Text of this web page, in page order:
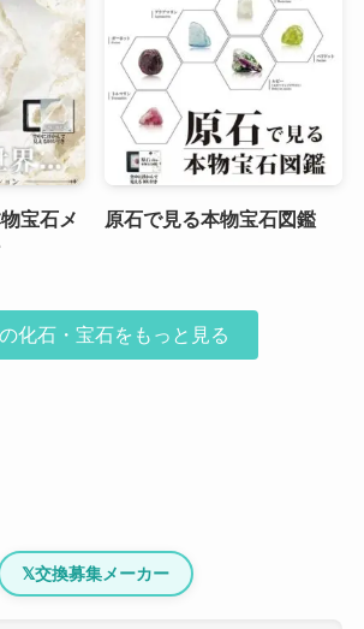
宝石メ
原石で見る本物宝石図鑑
化石・宝石をもっと見る
𝕏交換募集メーカー